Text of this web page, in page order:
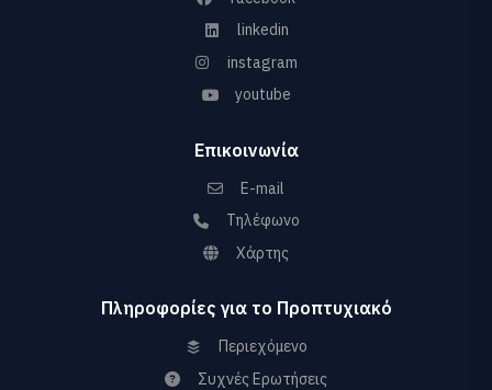
linkedin
instagram
youtube
Επικοινωνία
E-mail
Τηλέφωνο
Χάρτης
Πληροφορίες για το Προπτυχιακό
Περιεχόμενο
Συχνές Ερωτήσεις